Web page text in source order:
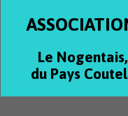
Le
du Pays